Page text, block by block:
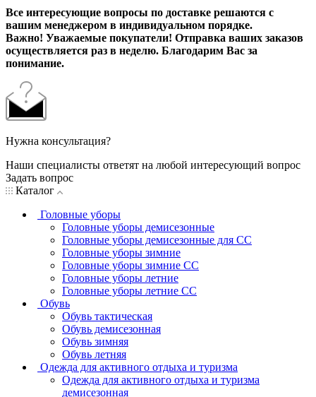
Все интересующие вопросы по доставке решаются с
вашим менеджером в индивидуальном порядке.
Важно! Уважаемые покупатели! Отправка ваших заказов
осуществляется раз в неделю. Благодарим Вас за
понимание.
Нужна консультация?
Наши специалисты ответят на любой интересующий вопрос
Задать вопрос
Каталог
Головные уборы
Головные уборы демисезонные
Головные уборы демисезонные для СС
Головные уборы зимние
Головные уборы зимние СС
Головные уборы летние
Головные уборы летние СС
Обувь
Обувь тактическая
Обувь демисезонная
Обувь зимняя
Обувь летняя
Одежда для активного отдыха и туризма
Одежда для активного отдыха и туризма
демисезонная